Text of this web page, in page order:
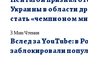
Украины в области
стать «чемпионом
3 Мин Чтения
Вслед за YouTube: в
заблокировали